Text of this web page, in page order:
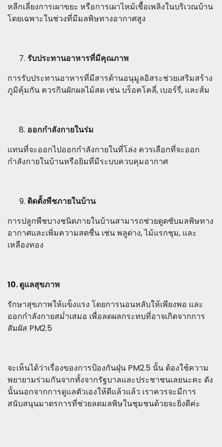
หลีกเลี่ยงการเผาขยะ หรือการเผาไหม้เชื้อเพลิงในบริเวณบ้าน
โดยเฉพาะในช่วงที่มีมลพิษทางอากาศสูง
รับประทานอาหารที่มีคุณภาพ
การรับประทานอาหารที่มีสารต้านอนุมูลอิสระช่วยเสริมสร้าง
ภูมิคุ้มกัน ควรกินผักผลไม้สด เช่น บร็อคโคลี่, เบอร์รี่, และส้ม
ออกกำลังกายในร่ม
แทนที่จะออกไปออกกำลังกายในที่โล่ง ควรเลือกที่จะออก
กำลังกายในบ้านหรือยิมที่มีระบบควบคุมอากาศ
ติดตั้งพืชภายในบ้าน
การปลูกพืชบางชนิดภายในบ้านสามารถช่วยดูดซับมลพิษทาง
อากาศและเพิ่มความสดชื่น เช่น พลูด่าง, ไม้แรกชุม, และ
เหลืองทอง
10. ดูแลสุขภาพ
รักษาสุขภาพให้แข็งแรง โดยการนอนหลับให้เพียงพอ และ
ออกกำลังกายสม่ำเสมอ เพื่อลดผลกระทบที่อาจเกิดจากการ
สัมผัส PM2.5
จะเห็นได้ว่าเรื่องของการป้องกันฝุ่น PM2.5 นั้น ต้องใช้ความ
พยายามร่วมกันจากทั้งจากรัฐบาลและประชาชนเลยนะคะ ดัง
นั้นนอกจากการดูแลตัวเองให้ดีแล้วแล้ว เราควรจะมีการ
สนับสนุนมาตรการที่ช่วยลดมลพิษในชุมชนด้วยจะยิ่งดีค่ะ